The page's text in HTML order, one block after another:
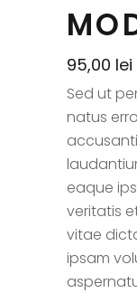
95,00 lei
Sed ut
natus
eaque
veritatis
vitae
ipsam